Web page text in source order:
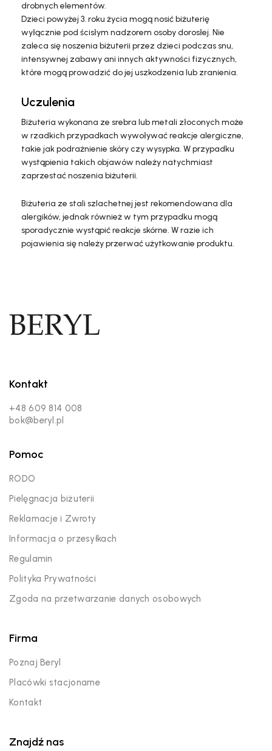
drobnych elementów.
Dzieci powyżej 3. roku życia mogą nosić biżuterię
wyłącznie pod ścisłym nadzorem osoby dorosłej. Nie
zaleca się noszenia biżuterii przez dzieci podczas snu,
intensywnej zabawy ani innych aktywności fizycznych,
które mogą prowadzić do jej uszkodzenia lub zranienia.
Uczulenia
Biżuteria wykonana ze srebra lub metali złoconych może
w rzadkich przypadkach wywoływać reakcje alergiczne,
takie jak podrażnienie skóry czy wysypka. W przypadku
wystąpienia takich objawów należy natychmiast
zaprzestać noszenia biżuterii.
Biżuteria ze stali szlachetnej jest rekomendowana dla
alergików, jednak również w tym przypadku mogą
sporadycznie wystąpić reakcje skórne. W razie ich
pojawienia się należy przerwać użytkowanie produktu.
Kontakt
+48 609 814 008
bok@beryl.pl
Pomoc
RODO
Pielęgnacja biżuterii
Reklamacje i Zwroty
Informacja o przesyłkach
Regulamin
Polityka Prywatności
Zgoda na przetwarzanie danych osobowych
Firma
Poznaj Beryl
Placówki stacjonarne
Kontakt
Znajdź nas